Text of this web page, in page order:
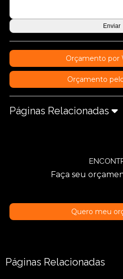
Orçamento por
Orçamento
Páginas Relacionadas
Faça seu
Quero meu
Páginas Relacionadas